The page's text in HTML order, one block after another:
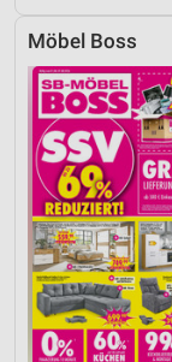
Möbel Boss